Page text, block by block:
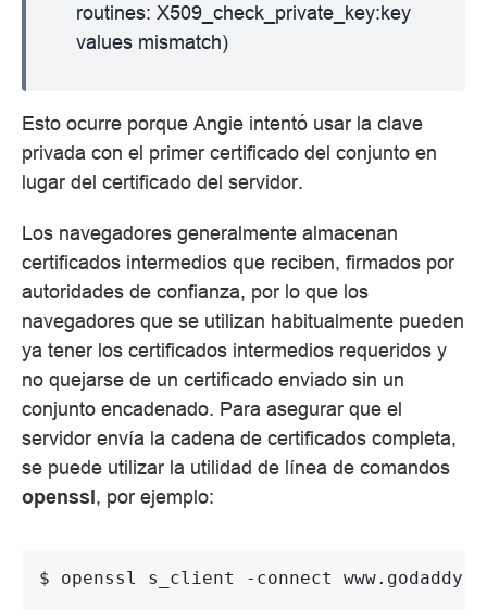
routines: X509_check_private_key:key
values mismatch)
Esto ocurre porque Angie intentó usar la clave
privada con el primer certificado del conjunto en
lugar del certificado del servidor.
Los navegadores generalmente almacenan
certificados intermedios que reciben, firmados por
autoridades de confianza, por lo que los
navegadores que se utilizan habitualmente pueden
ya tener los certificados intermedios requeridos y
no quejarse de un certificado enviado sin un
conjunto encadenado. Para asegurar que el
servidor envía la cadena de certificados completa,
se puede utilizar la utilidad de línea de comandos
openssl, por ejemplo:
$ openssl s_client -connect